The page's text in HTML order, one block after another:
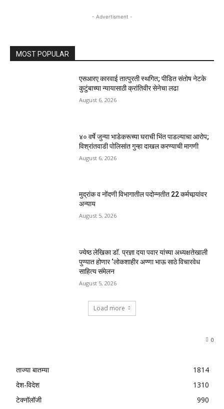
- Advertisment -
MOST POPULAR
एसआरए कारवाई तात्पुरती स्थगित; पीडित संतोष नेटके
कुटुंबाच्या न्यायासाठी क्रांतिवीर सेनेचा लढा
August 6, 2026
४० वर्षे जुन्या भाडेकरूच्या घराची भिंत पाडल्याचा आरोप;
विश्रांतवाडी पोलिसांत गुन्हा दाखल करण्याची मागणी
August 6, 2026
मुद्रांक व नोंदणी विभागातील पदोन्नतीत 22 कर्मचार्‍यांवर
अन्याय
August 5, 2026
ज्येष्ठ लेखिका डॉ. प्रज्ञा दया पवार यांच्या अध्यक्षतेखाली
पुण्यात होणार ‘लोकशाहीर अण्णा भाऊ साठे विचारवेध
साहित्य संमेलन
August 5, 2026
Load more
0
ताज्या बातम्या
1814
देश-विदेश
1310
टेक्नॉलॉजी
990